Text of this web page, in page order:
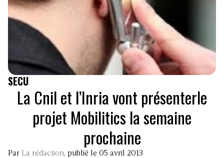
SECU
La Cnil et l’Inria vont présenterle
projet Mobilitics la semaine
prochaine
Par La rédaction, publié le 05 avril 2013